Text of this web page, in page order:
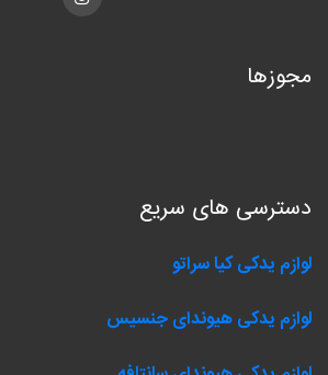
Instagram
مجوزها
دسترسی های سریع
لوازم یدکی کیا سراتو
لوازم یدکی هیوندای جنسیس